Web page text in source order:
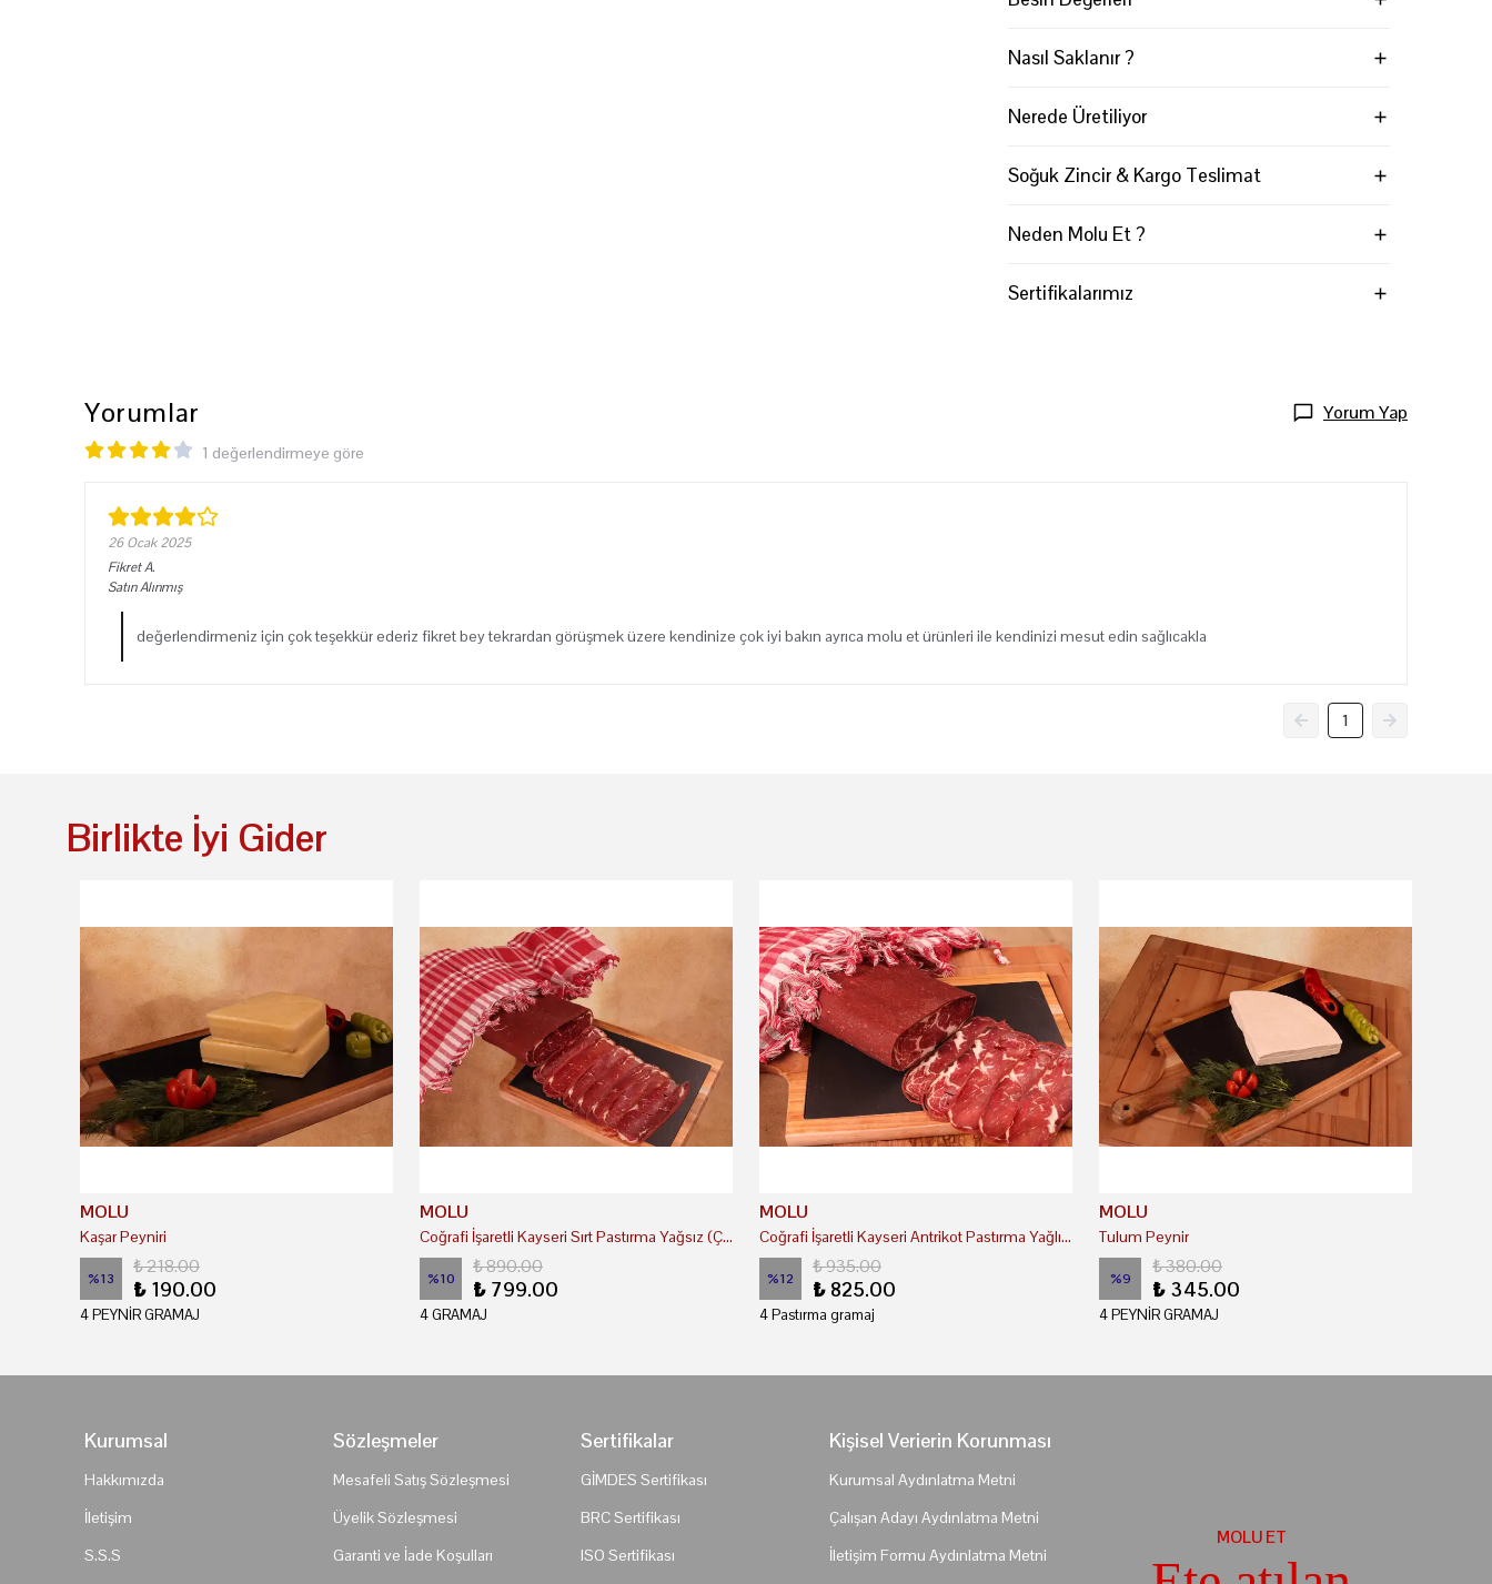
Nasıl Saklanır ?
Nerede Üretiliyor
Soğuk Zincir & Kargo Teslimat
Neden Molu Et ?
Sertifikalarımız
Yorumlar Yorum Yap
1 değerlendirmeye göre
26 Ocak 2025
FikretA.
Satın Alınmış
değerlendirmeniz için çok teşekkür ederiz fikret bey tekrardan görüşmek üzere kendinize çok iyi bakın ayrıca molu et ürünleri ile kendinizi mesut edin sağlıcakla
1
Birlikte İyi Gider
MOLU
Kaşar Peyniri
%13
₺ 218.00
₺ 190.00
4 PEYNİR GRAMAJ
MOLU
Coğrafi İşaretli Kayseri Sırt Pastırma Yağsız (Çemenli)
%10
₺ 890.00
₺ 799.00
4 GRAMAJ
MOLU
Coğrafi İşaretli Kayseri Antrikot Pastırma Yağlı ( Çemenli )
%12
₺ 935.00
₺ 825.00
4 Pastırma gramaj
MOLU
Tulum Peynir
%9
₺ 380.00
₺ 345.00
4 PEYNİR GRAMAJ
Kurumsal
Hakkımızda
İletişim
S.S.S
Sözleşmeler
Mesafeli Satış Sözleşmesi
Üyelik Sözleşmesi
Garanti ve İade Koşulları
Sertifikalar
GİMDES Sertifikası
BRC Sertifikası
ISO Sertifikası
Kişisel Verierin Korunması
Kurumsal Aydınlatma Metni
Çalışan Adayı Aydınlatma Metni
İletişim Formu Aydınlatma Metni
MOLU ET